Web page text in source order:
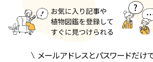
メールアドレスとパスワードだけ